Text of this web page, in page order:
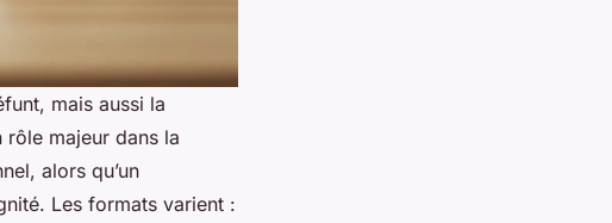
mais aussi la
majeur dans la
alors qu’un
Les formats varient :